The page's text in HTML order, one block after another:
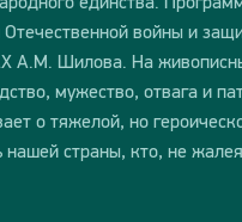
Отечественной войны и
А.М. Шилова. На
мужество, отвага и
о тяжелой, но
нашей страны, кто, не